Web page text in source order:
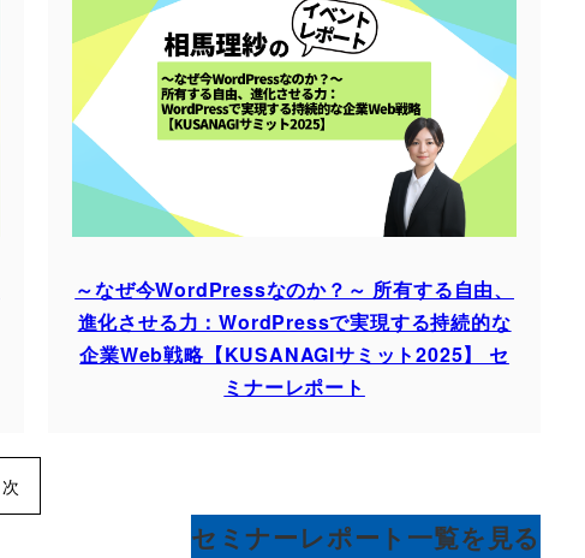
～なぜ今WordPressなのか？～ 所有する自由、
進化させる力：WordPressで実現する持続的な
企業Web戦略【KUSANAGIサミット2025】 セ
ミナーレポート
次
セミナーレポート一覧を見る